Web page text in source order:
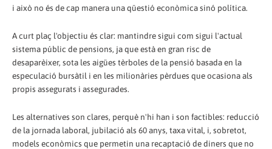
i això no és de cap manera una qüestió econòmica sinó política.
A curt plaç l'objectiu és clar: mantindre sigui com sigui l'actual
sistema públic de pensions, ja que està en gran risc de
desaparèixer, sota les aigües tèrboles de la pensió basada en la
especulació bursàtil i en les milionàries pèrdues que ocasiona als
propis assegurats i assegurades.
Les alternatives son clares, perquè n'hi han i son factibles: reducció
de la jornada laboral, jubilació als 60 anys, taxa vital, i, sobretot,
models econòmics que permetin una recaptació de diners que no